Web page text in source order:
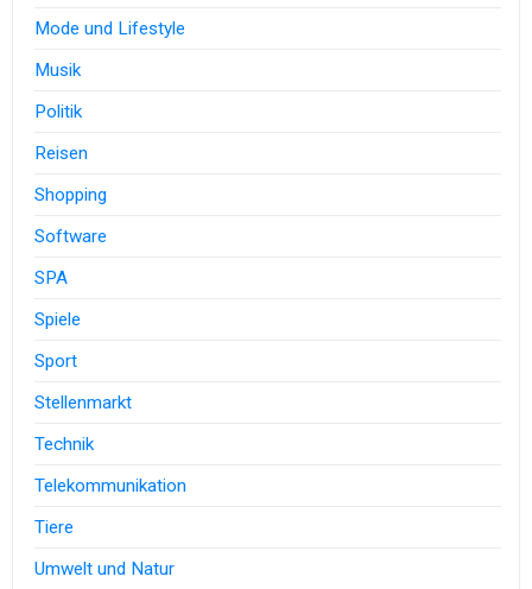
Mode und Lifestyle
Musik
Politik
Reisen
Shopping
Software
SPA
Spiele
Sport
Stellenmarkt
Technik
Telekommunikation
Tiere
Umwelt und Natur